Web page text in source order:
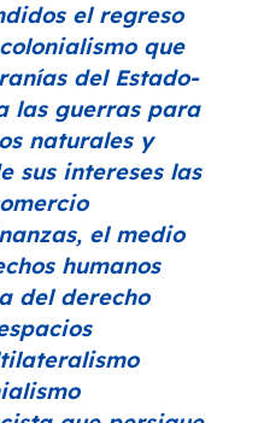
el regreso
que
del Estado-
las guerras para
naturales y
sus intereses las
el medio
humanos
del derecho